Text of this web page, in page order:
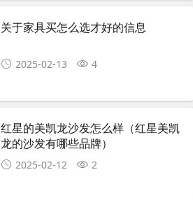
关于家具买怎么选才好的信息
2025-02-13 4
红星的美凯龙沙发怎么样（红星美凯
龙的沙发有哪些品牌）
2025-02-12 2